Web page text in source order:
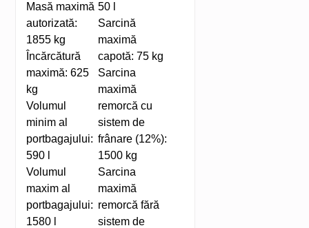
Masă maximă
autorizată:
1855 kg
Încărcătură
maximă:625
kg
Volumul
minim al
portbagajului:
590 l
Volumul
maxim al
portbagajului:
1580 l
50 l
Sarcină
maximă
capotă:75 kg
Sarcina
maximă
remorcă cu
sistem de
frânare (12%):
1500 kg
Sarcina
maximă
remorcă fără
sistem de